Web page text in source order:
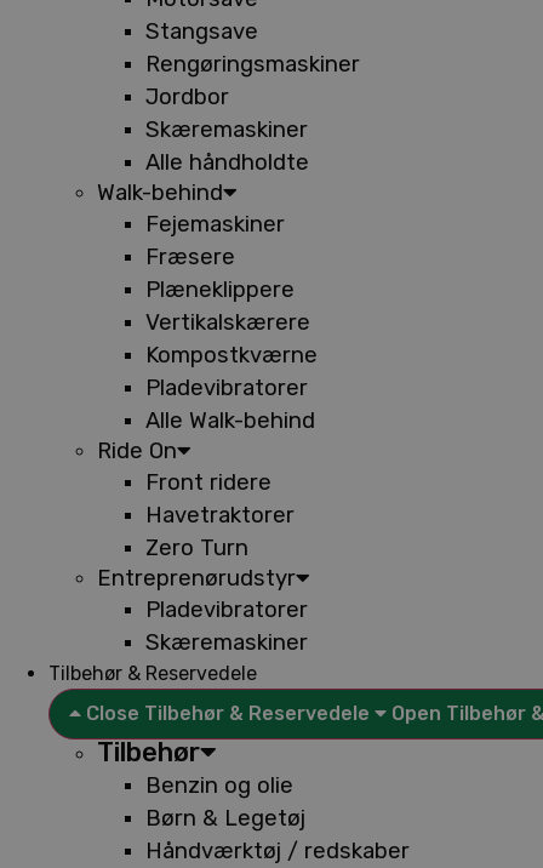
Stangsave
Rengøringsmaskiner
Jordbor
Skæremaskiner
Alle håndholdte
Walk-behind
Fejemaskiner
Fræsere
Plæneklippere
Vertikalskærere
Kompostkværne
Pladevibratorer
Alle Walk-behind
Ride On
Front ridere
Havetraktorer
Zero Turn
Entreprenørudstyr
Pladevibratorer
Skæremaskiner
Tilbehør & Reservedele
Close Tilbehør & Reservedele
Open Tilbehør
Tilbehør
Benzin og olie
Børn & Legetøj
Håndværktøj / redskaber